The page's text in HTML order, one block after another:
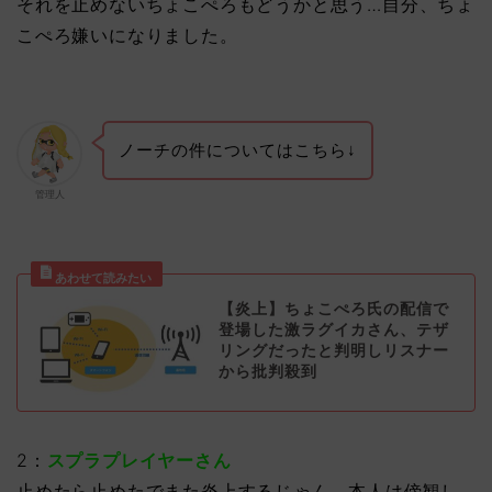
それを止めないちょこぺろもどうかと思う…自分、ちょ
こぺろ嫌いになりました。
管理人
ノーチの件についてはこちら↓
【炎上】ちょこぺろ氏の配信で
登場した激ラグイカさん、テザ
リングだったと判明しリスナー
から批判殺到
2： スプラプレイヤーさん